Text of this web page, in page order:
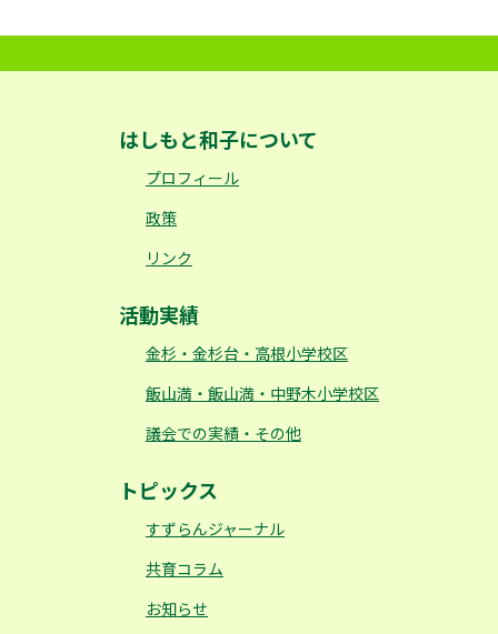
はしもと和子について
プロフィール
政策
リンク
活動実績
金杉・金杉台・高根小学校区
飯山満・飯山満・中野木小学校区
議会での実績・その他
トピックス
すずらんジャーナル
共育コラム
お知らせ